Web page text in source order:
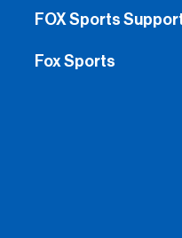
FOX Sports
Fox Sports